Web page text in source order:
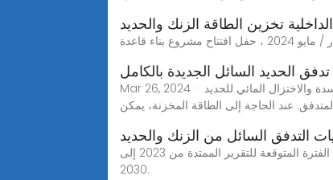
الداخلية تخزين الطاقة الزنك والحديد
الحديد السائل الجديدة بالكامل
Mar 26, 2024 · تلتقط بطارية تدفق الأكسدة والاختزال المائي للحديد (Fe) هنا الطاقة على شكل إلكترونات (e-) من مصادر الطاقة المتجددة وتخزنها عن طريق تغيير شحنة الحديد
عند الحاجة إلى الطاقة المخزنة، يمكن
التدفق السائل من الزنك والحديد
داخل صناعة أو صناعات مختلفة. يتضمن تقرير سوق بطاريات التدفق السائل الزنك والحديد تحليلاً من حيث البيانات الكمية والنوعية مع الفترة المتوقعة للتقرير الممتدة من 2023 إلى
2030.